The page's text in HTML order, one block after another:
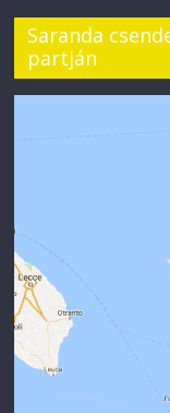
Saranda
partján